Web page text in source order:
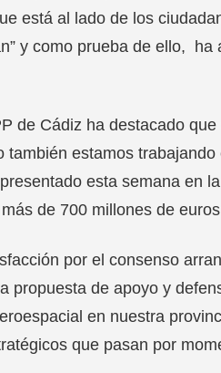
está al lado de los
y como prueba de ello,
de Cádiz ha destacado
estamos
esta semana en
de 700 millones de
por el consenso
propuesta de apoyo y
en nuestra
que pasan por